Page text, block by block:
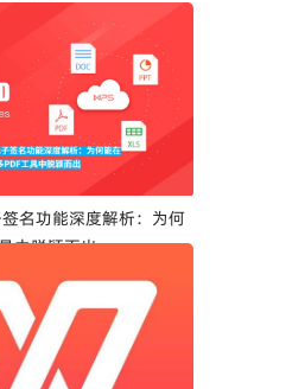
名功能深度解析：为何
中脱颖而出